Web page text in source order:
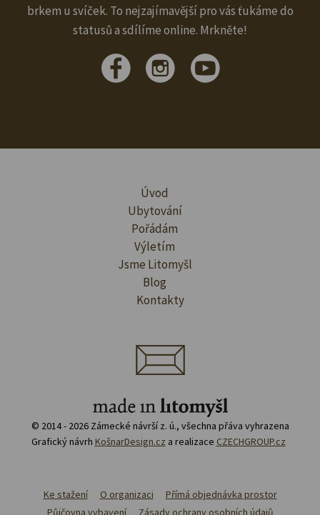
brkem u svíček. To nejzajímavější pro vás ťukáme do
statusů a sdílíme online. Mrkněte!
Úvod
Ubytování
Pořádám
Výletím
Jsme Litomyšl
Blog
Kontakty
© 2014 - 2026 Zámecké návrší z. ú., všechna přáva vyhrazena
Grafický návrh KošnarDesign.cz a realizace CZECHGROUP.cz
Ke stažení O organizaci
Přímá objednávka prostor
Půjčovna vybavení
Zásady ochrany osobních údajů